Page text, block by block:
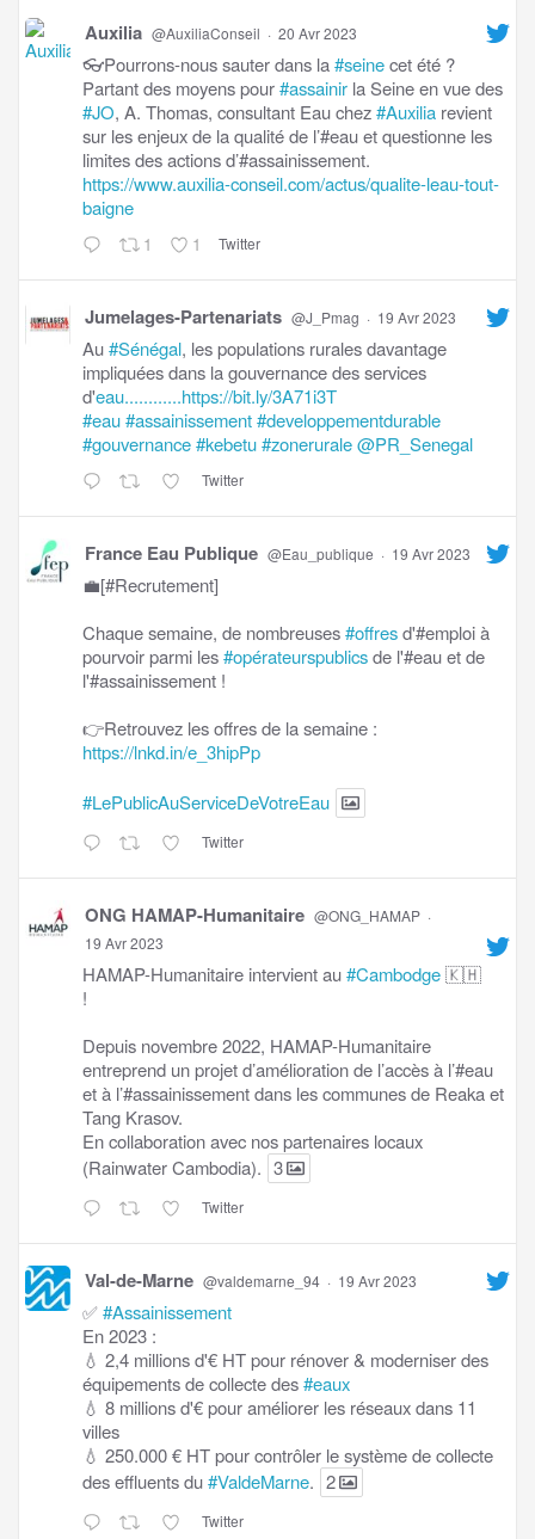
Auxilia @AuxiliaConseil · 20 Avr 2023
👓Pourrons-nous sauter dans la#seinecet été ?
Partant des moyens pour#assainir la Seine en vue des
#JO, A. Thomas, consultant Eau chez#Auxilia revient
sur les enjeux de la qualité de l’#eau et questionne les
limites des actions d’#assainissement.
https://www.auxilia-conseil.com/actus/qualite-leau-tout-
baigne
1 1 Twitter
Jumelages-Partenariats @J_Pmag · 19 Avr 2023
Au#Sénégal, les populations rurales davantage
impliquées dans la gouvernance des services
d'eau............https://bit.ly/3A71i3T
#eau#assainissement#developpementdurable
#gouvernance#kebetu#zonerurale@PR_Senegal
Twitter
France Eau Publique @Eau_publique · 19 Avr 2023
💼[#Recrutement]
Chaque semaine, de nombreuses#offresd'#emploi à
pourvoir parmi les#opérateurspublicsde l'#eau et de
l'#assainissement !
👉Retrouvez les offres de la semaine :
https://lnkd.in/e_3hipPp
#LePublicAuServiceDeVotreEau
Twitter
ONG HAMAP-Humanitaire @ONG_HAMAP ·
19 Avr 2023
HAMAP-Humanitaire intervient au#Cambodge🇰🇭
!
Depuis novembre 2022, HAMAP-Humanitaire
entreprend un projet d’amélioration de l’accès à l’#eau
et à l’#assainissement dans les communes de Reaka et
Tang Krasov.
En collaboration avec nos partenaires locaux
(Rainwater Cambodia). 3
Twitter
Val-de-Marne @valdemarne_94 · 19 Avr 2023
✅#Assainissement
En 2023 :
💧 2,4 millions d'€ HT pour rénover & moderniser des
équipements de collecte des#eaux
💧 8 millions d'€ pour améliorer les réseaux dans 11
villes
💧 250.000 € HT pour contrôler le système de collecte
des effluents du#ValdeMarne. 2
Twitter